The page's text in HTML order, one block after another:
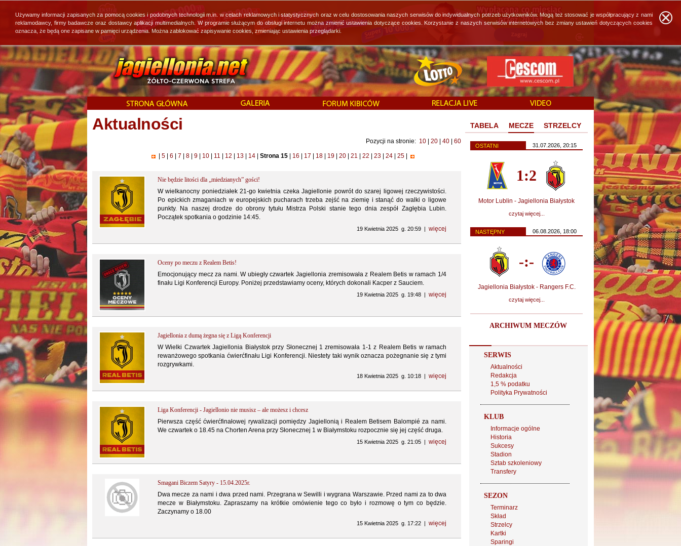
Aktualności
Pozycji na stronie: 10 20 40 60
5 6 7 8 9 10 11 12 13 14 Strona 15 16 17 18 19 20 21 22 23 24 25
Nie będzie litości dla „miedzianych” gości!
W wielkanocny poniedziałek 21-go kwietnia czeka Jagiellonie powrót do szarej ligowej rzeczywistości.
Po epickich zmaganiach w europejskich pucharach trzeba zejść na ziemię i stanąć do walki o ligowe
punkty. Na naszej drodze do obrony tytułu Mistrza Polski stanie tego dnia zespół Zagłębia Lubin.
Początek spotkania o godzinie 14:45.
19 Kwietnia 2025 g. 20:59 | więcej
Oceny po meczu z Realem Betis!
Emocjonujący mecz za nami. W ubiegły czwartek Jagiellonia zremisowała z Realem Betis w ramach 1/4
finału Ligi Konferencji Europy. Poniżej przedstawiamy oceny, których dokonali Kacper z Sauciem.
19 Kwietnia 2025 g. 19:48 | więcej
Jagiellonia z dumą żegna się z Ligą Konferencji
W Wielki Czwartek Jagiellonia Białystok przy Słonecznej 1 zremisowała 1-1 z Realem Betis w ramach
rewanżowego spotkania ćwierćfinału Ligi Konferencji. Niestety taki wynik oznacza pożegnanie się z tymi
rozgrywkami.
18 Kwietnia 2025 g. 10:18 | więcej
Liga Konferencji - Jagiellonio nie musisz – ale możesz i chcesz
Pierwsza część ćwierćfinałowej rywalizacji pomiędzy Jagiellonią i Realem Betisem Balompié za nami.
We czwartek o 18.45 na Chorten Arena przy Słonecznej 1 w Białymstoku rozpocznie się jej część druga.
15 Kwietnia 2025 g. 21:05 | więcej
Smagani Biczem Satyry - 15.04.2025r.
Dwa mecze za nami i dwa przed nami. Przegrana w Sewilli i wygrana Warszawie. Przed nami za to dwa
mecze w Białymstoku. Zapraszamy na krótkie omówienie tego co było i rozmowę o tym co będzie.
Zaczynamy o 18.00
15 Kwietnia 2025 g. 17:22 | więcej
TABELA MECZE STRZELCY
OSTATNI 31.07.2026, 20:15
1:2
Motor Lublin - Jagiellonia Białystok
czytaj więcej...
NASTĘPNY 06.08.2026, 18:00
-:-
Jagiellonia Białystok - Rangers F.C.
czytaj więcej...
ARCHIWUM MECZÓW
SERWIS
Aktualności
Redakcja
1,5 % podatku
Polityka Prywatności
KLUB
Informacje ogólne
Historia
Sukcesy
Stadion
Sztab szkoleniowy
Transfery
SEZON
Terminarz
Skład
Strzelcy
Kartki
Sparingi
Używamy informacji zapisanych za pomocą cookies i podobnych technologii m.in. w celach reklamowych i statystycznych oraz w celu dostosowania naszych serwisów do indywidualnych potrzeb użytkowników. Mogą też stosować je współpracujący z nami
reklamodawcy, firmy badawcze oraz dostawcy aplikacji multimedialnych. W programie służącym do obsługi internetu można zmienić ustawienia dotyczące cookies. Korzystanie z naszych serwisów internetowych bez zmiany ustawień dotyczących cookies
oznacza, że będą one zapisane w pamięci urządzenia. Można zablokować zapisywanie cookies, zmieniając ustawienia przeglądarki.